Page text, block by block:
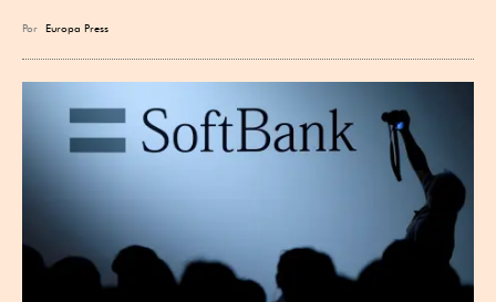
Por Europa Press